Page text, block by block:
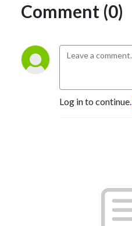
Comment (0)
Log in to continue.